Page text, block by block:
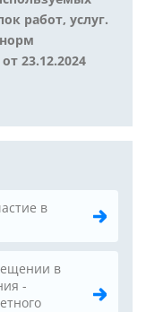
работ, услуг.
23.12.2024
в
в
-